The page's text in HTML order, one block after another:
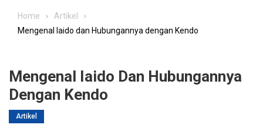
Home
Artikel
Mengenal Iaido dan Hubungannya dengan Kendo
Mengenal Iaido Dan Hubungannya
Dengan Kendo
Artikel